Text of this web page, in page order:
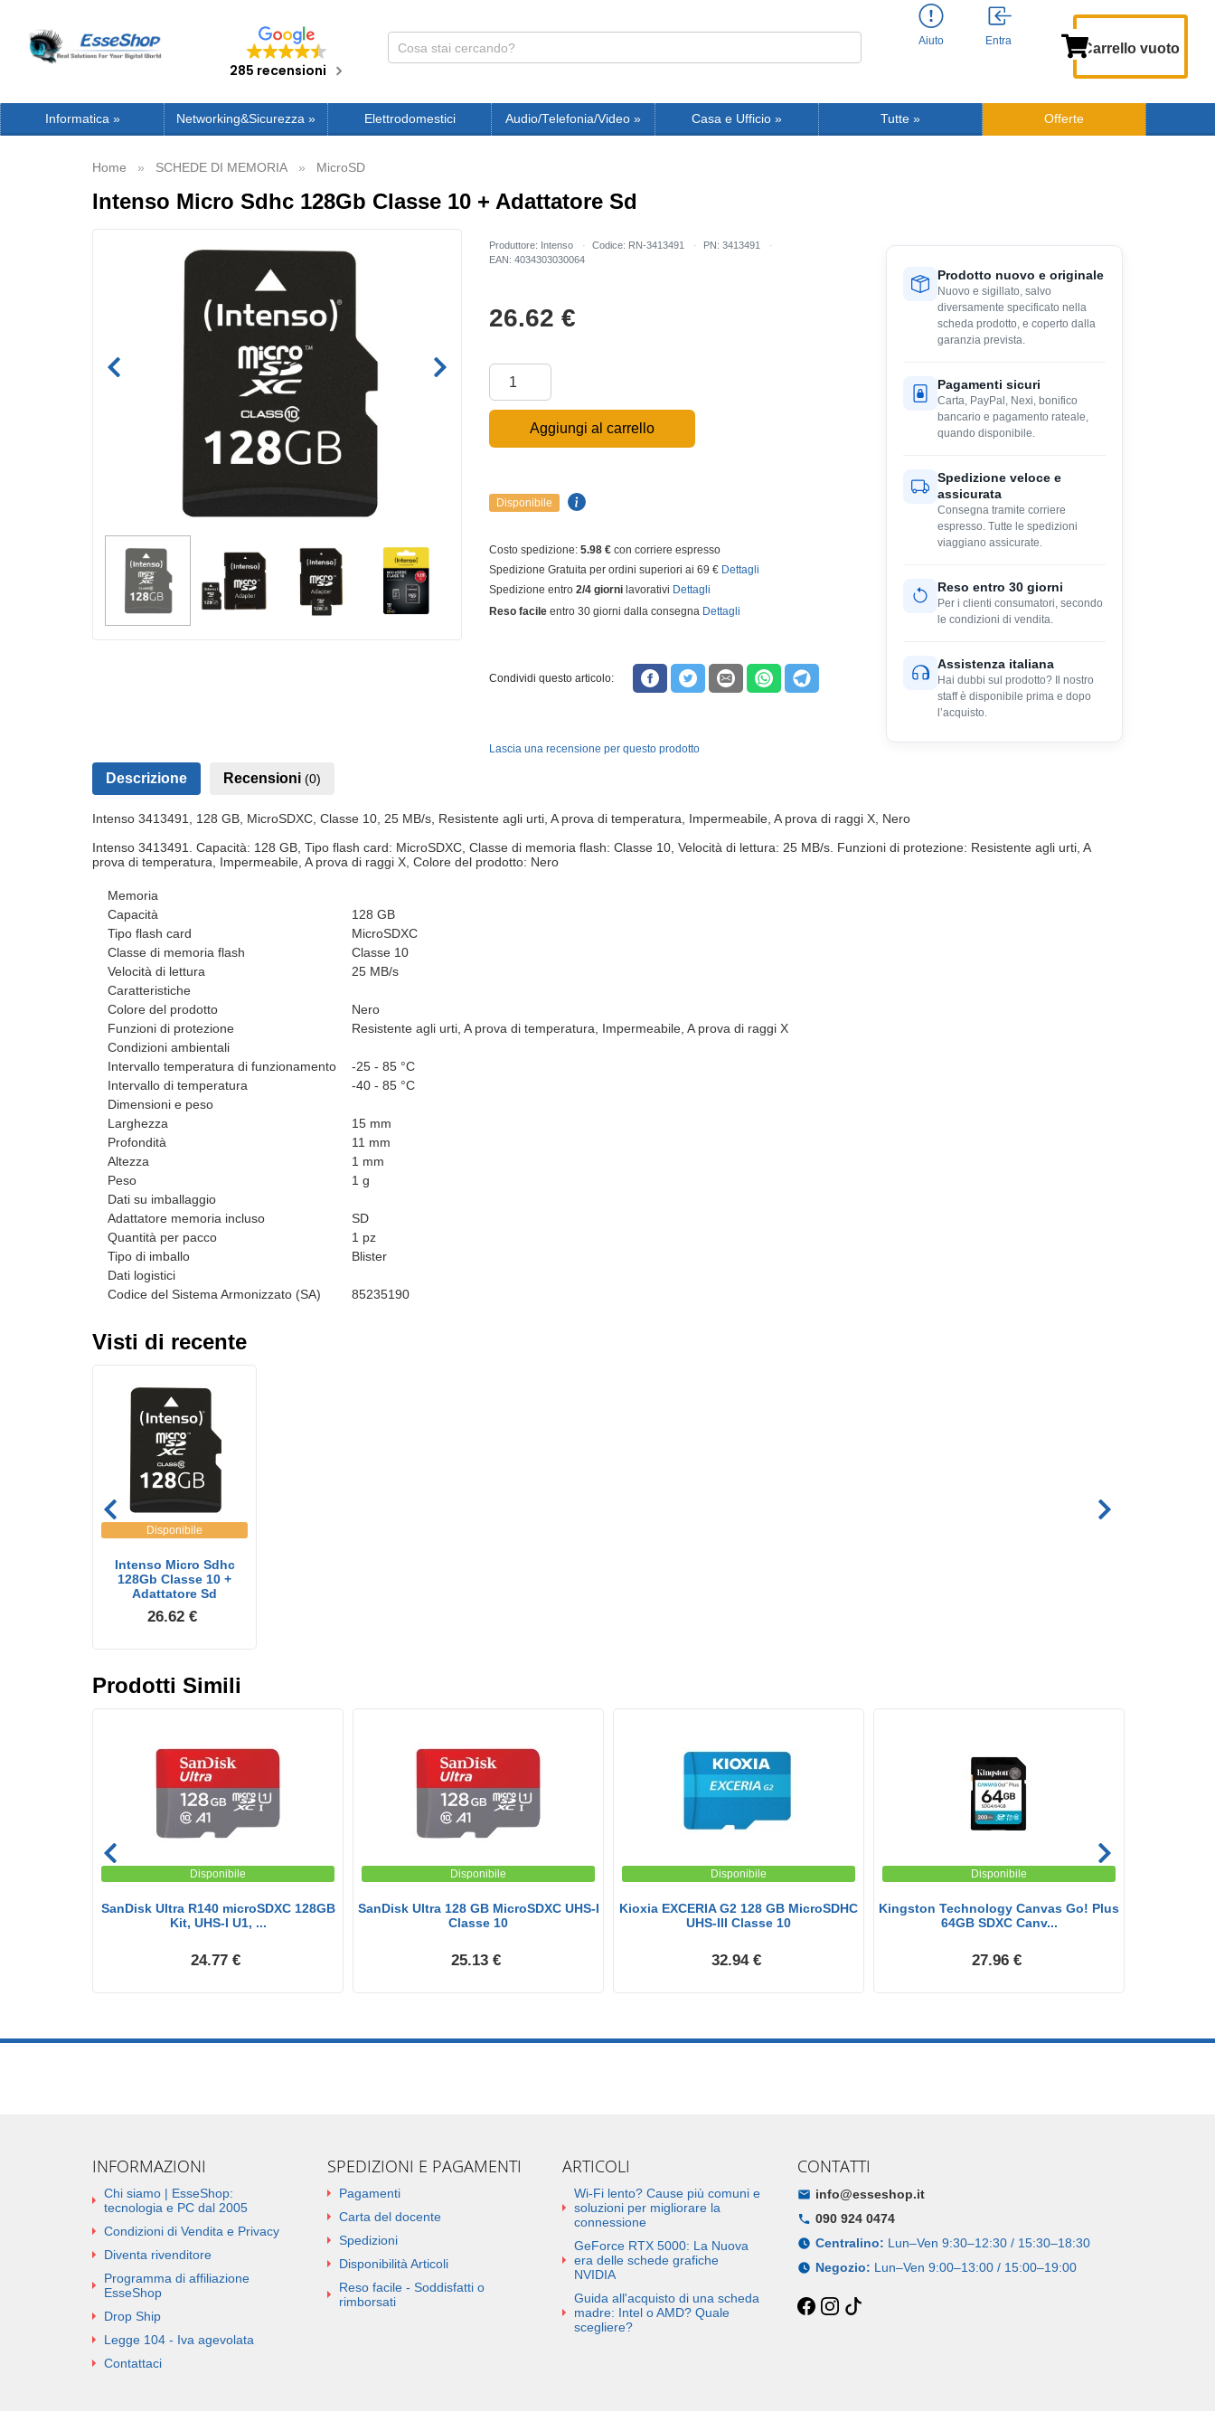
285 recensioni
Aiuto Entra Carrello vuoto
Informatica» Networking&Sicurezza » Elettrodomestici Audio/Telefonia/Video » Casa e Ufficio » Tutte » Offerte
Home SCHEDE DI MEMORIA MicroSD
Intenso Micro Sdhc 128Gb Classe 10 + Adattatore Sd
Produttore: Intenso Codice: RN-3413491
PN: 3413491
EAN: 4034303030064
26.62 €
Aggiungi al carrello
Disponibile
Costo spedizione: 5.98 € con corriere espresso
Spedizione Gratuita per ordini superiori ai 69 € Dettagli
Spedizione entro 2/4 giornilavorativi Dettagli
Reso facileentro 30 giorni dalla consegna Dettagli
Condividi questo articolo:
Lascia una recensione per questo prodotto
Prodotto nuovo e originale
Nuovo e sigillato, salvo
diversamente specificato nella
scheda prodotto, e coperto dalla
garanzia prevista.
Pagamenti sicuri
Carta, PayPal, Nexi, bonifico
bancario e pagamento rateale,
quando disponibile.
Spedizione veloce e
assicurata
Consegna tramite corriere
espresso. Tutte le spedizioni
viaggiano assicurate.
Reso entro 30 giorni
Per i clienti consumatori, secondo
le condizioni di vendita.
Assistenza italiana
Hai dubbi sul prodotto? Il nostro
staff è disponibile prima e dopo
l’acquisto.
Descrizione Recensioni (0)
Intenso 3413491, 128 GB, MicroSDXC, Classe 10, 25 MB/s, Resistente agli urti, A prova di temperatura, Impermeabile, A prova di raggi X, Nero
Intenso 3413491. Capacità: 128 GB, Tipo flash card: MicroSDXC, Classe di memoria flash: Classe 10, Velocità di lettura: 25 MB/s. Funzioni di protezione: Resistente agli urti, A
prova di temperatura, Impermeabile, A prova di raggi X, Colore del prodotto: Nero
Memoria
Capacità
128 GB
Tipo flash card
MicroSDXC
Classe di memoria flash
Classe 10
Velocità di lettura
25 MB/s
Caratteristiche
Colore del prodotto
Nero
Funzioni di protezione
Resistente agli urti, A prova di temperatura, Impermeabile, A prova di raggi X
Condizioni ambientali
Intervallo temperatura di funzionamento
-25 - 85 °C
Intervallo di temperatura
-40 - 85 °C
Dimensioni e peso
Larghezza
15 mm
Profondità
11 mm
Altezza
1 mm
Peso
1 g
Dati su imballaggio
Adattatore memoria incluso
SD
Quantità per pacco
1 pz
Tipo di imballo
Blister
Dati logistici
Codice del Sistema Armonizzato (SA)
85235190
Visti di recente
Disponibile
Intenso Micro Sdhc
128Gb Classe 10 +
Adattatore Sd
26.62 €
Prodotti Simili
Disponibile
SanDisk Ultra R140 microSDXC 128GB
Kit, UHS-I U1, ...
24.77 €
Disponibile
SanDisk Ultra 128 GB MicroSDXC UHS-I
Classe 10
25.13 €
Disponibile
Kioxia EXCERIA G2 128 GB MicroSDHC
UHS-III Classe 10
32.94 €
Disponibile
Kingston Technology Canvas Go! Plus
64GB SDXC Canv...
27.96 €
INFORMAZIONI
Chi siamo | EsseShop:
tecnologia e PC dal 2005
Condizioni di Vendita e Privacy
Diventa rivenditore
Programma di affiliazione
EsseShop
Drop Ship
Legge 104 - Iva agevolata
Contattaci
SPEDIZIONI E PAGAMENTI
Pagamenti
Carta del docente
Spedizioni
Disponibilità Articoli
Reso facile - Soddisfatti o
rimborsati
ARTICOLI
Wi-Fi lento? Cause più comuni e
soluzioni per migliorare la
connessione
GeForce RTX 5000: La Nuova
era delle schede grafiche
NVIDIA
Guida all'acquisto di una scheda
madre: Intel o AMD? Quale
scegliere?
CONTATTI
info@esseshop.it
090 924 0474
Centralino: Lun–Ven 9:30–12:30 / 15:30–18:30
Negozio: Lun–Ven 9:00–13:00 / 15:00–19:00